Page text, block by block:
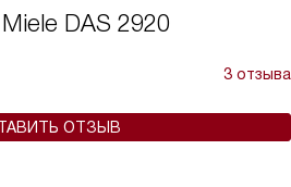
DAS 2920
3 отзыва
ОТЗЫВ